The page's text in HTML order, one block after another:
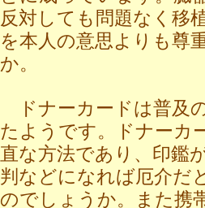
反対しても問題なく移
を本人の意思よりも尊
か。
ドナーカードは普及
たようです。ドナーカ
直な方法であり、印鑑
判などになれば厄介だ
のでしょうか。また携